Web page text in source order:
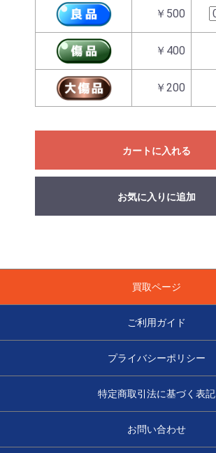
￥500
￥400
￥200
カートに入れる
お気に入りに追加
買取ページ
ご利用ガイド
プライバシーポリシー
特定商取引法に基づく表記
お問い合わせ